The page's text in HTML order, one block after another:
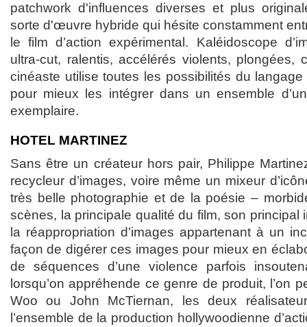
patchwork d'influences diverses et plus
sorte d'œuvre hybride qui hésite constamment
le film d’action expérimental. Kaléidoscope
ultra-cut, ralentis, accélérés violents, plongées,
cinéaste utilise toutes les possibilités du langage
pour mieux les intégrer dans un ensemble
exemplaire.
HOTEL MARTINEZ
Sans être un créateur hors pair, Philippe
recycleur d’images, voire même un mixeur
très belle photographie et de la poésie –
scènes, la principale qualité du film, son principal
la réappropriation d’images appartenant à un
façon de digérer ces images pour mieux en
de séquences d’une violence parfois
lorsqu’on appréhende ce genre de produit, l’on
Woo ou John McTiernan, les deux
l’ensemble de la production hollywoodienne